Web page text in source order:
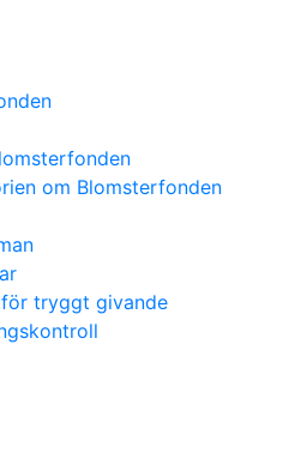
om Blomsterfonden
tryggt givande